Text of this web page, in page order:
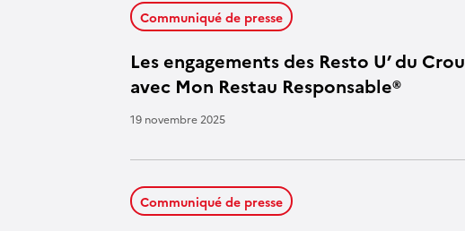
Les engagements des Resto U’ du
avec Mon Restau Responsable®
Communiqué de presse
19 novembre 2025
Communiqué de presse